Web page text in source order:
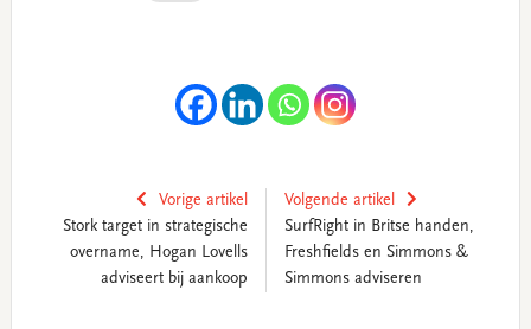
Vorige artikel
Stork target in strategische
overname, Hogan Lovells
adviseert bij aankoop
Volgende artikel
SurfRight in Britse handen,
Freshfields en Simmons &
Simmons adviseren